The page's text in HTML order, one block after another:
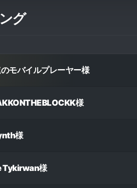
グ
モバイルプレーヤー様
様
様
Tykirwan様